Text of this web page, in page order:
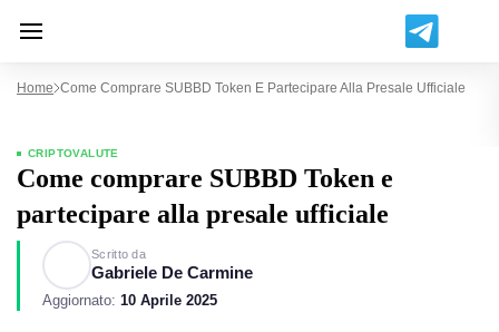
Home Come Comprare SUBBD Token E Partecipare Alla Presale Ufficiale
CRIPTOVALUTE
Come comprare SUBBD Token e
partecipare alla presale ufficiale
Scritto da
Gabriele De Carmine
Aggiornato: 10 Aprile 2025